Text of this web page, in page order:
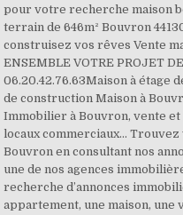
pour votre recherche maison
terrain de 646m² Bouvron
construisez vos rêves Vente
ENSEMBLE VOTRE PROJET
06.20.42.76.63Maison à étage
de construction Maison à
Immobilier à Bouvron, vente
locaux commerciaux...
Bouvron en consultant nos
une de nos agences
recherche d’annonces
appartement, une maison,